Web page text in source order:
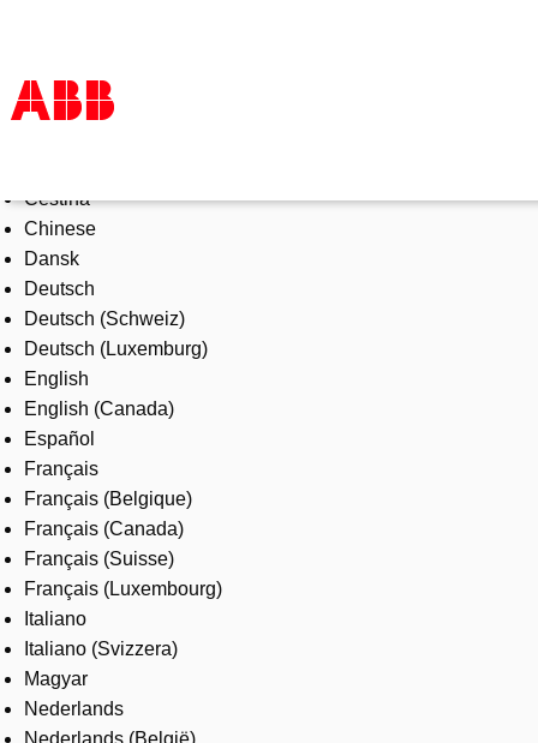
Products & Solutions
Industries
Services
About us
Where to buy
Contact us
Careers
Čeština
Chinese
Dansk
Deutsch
Deutsch (Schweiz)
Deutsch (Luxemburg)
English
English (Canada)
Español
Français
Français (Belgique)
Français (Canada)
Français (Suisse)
Français (Luxembourg)
Italiano
Italiano (Svizzera)
Magyar
Nederlands
Nederlands (België)